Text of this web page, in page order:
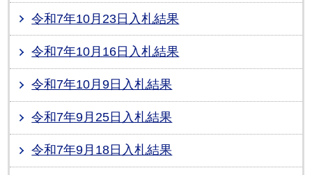
令和7年10月23日入札結果
令和7年10月16日入札結果
令和7年10月9日入札結果
令和7年9月25日入札結果
令和7年9月18日入札結果